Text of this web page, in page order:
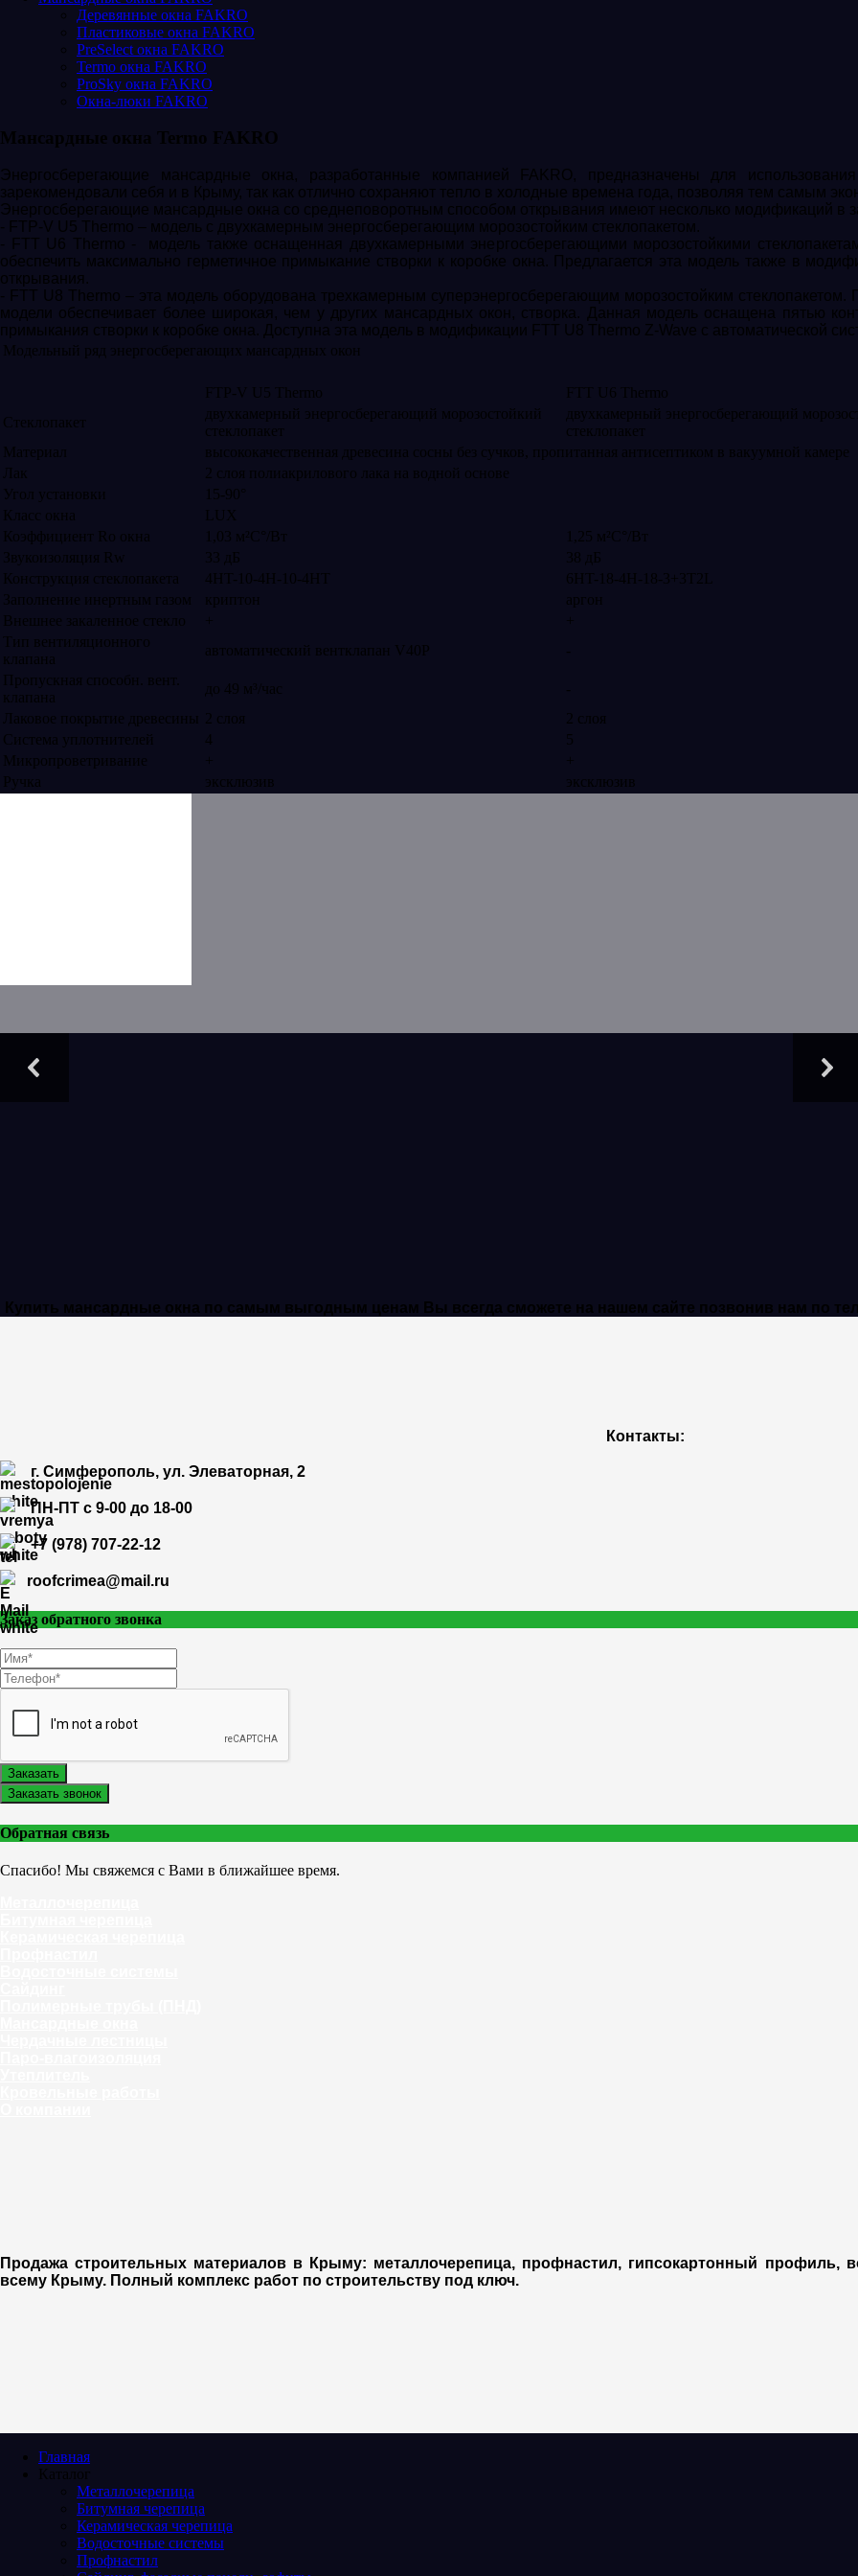
Деревянные окна FAKRO
Пластиковые окна FAKRO
PreSelect окна FAKRO
Termo окна FAKRO
ProSky окна FAKRO
Окна-люки FAKRO
Мансардные окна Termo FAKRO
Энергосберегающие мансардные окна, разработанные компанией FAKRO, предназначены для
зарекомендовали себя и в Крыму, так как отлично сохраняют тепло в холодные времена года, позволяя тем самым
Энергосберегающие мансардные окна со среднеповоротным способом открывания имеют несколько модификаций в
- FTP-V U5 Thermo – модель с двухкамерным энергосберегающим морозостойким стеклопакетом.
- FTT U6 Thermo - модель также оснащенная двухкамерными энергосберегающими морозостойкими
обеспечить максимально герметичное примыкание створки к коробке окна. Предлагается эта модель также в
открывания.
- FTT U8 Thermo – эта модель оборудована трехкамерным суперэнергосберегающим морозостойким стеклопакетом.
модели обеспечивает более широкая, чем у других мансардных окон, створка. Данная модель оснащена пятью
примыкания створки к коробке окна. Доступна эта модель в модификации FTT U8 Thermo Z-Wave с автоматической
Модельный ряд энергосберегающих мансардных окон
FTP-V U5 Thermo FTT U6 Thermo
Стеклопакет
двухкамерный энергосберегающий морозостойкий
стеклопакет
двухкамерный энергосберегающий
стеклопакет
Материал
высококачественная древесина сосны без сучков, пропитанная антисептиком в вакуумной камере
Лак
2 слоя полиакрилового лака на водной основе
Угол установки
15-90°
Класс окна
LUX
Коэффициент Rо окна
1,03 м²С°/Вт 1,25 м²С°/Вт
Звукоизоляция Rw
33 дБ 38 дБ
Конструкция стеклопакета
4HT-10-4H-10-4HT 6HT-18-4H-18-3+3T2L
Заполнение инертным газом
криптон аргон
Внешнее закаленное стекло
+ +
Тип вентиляционного
клапана
автоматический вентклапан V40P -
Пропускная способн. вент.
клапана
до 49 м³/час -
Лаковое покрытие древесины
2 слоя 2 слоя
Система уплотнителей
4 5
Микропроветривание
+ +
Ручка
эксклюзив эксклюзив
Купить мансардные окна по самым выгодным ценам Вы всегда сможете на нашем сайте позвонив нам по
Контакты:
г. Симферополь, ул. Элеваторная, 2
ПН-ПТ с 9-00 до 18-00
+7 (978) 707-22-12
roofcrimea@mail.ru
Заказ обратного звонка
Заказать
Заказать звонок
Обратная связь
Спасибо! Мы свяжемся с Вами в ближайшее время.
Продажа строительных материалов в Крыму: металлочерепица, профнастил, гипсокартонный профиль,
всему Крыму. Полный комплекс работ по строительству под ключ.
Главная
Каталог
Металлочерепица
Битумная черепица
Керамическая черепица
Водосточные системы
Профнастил